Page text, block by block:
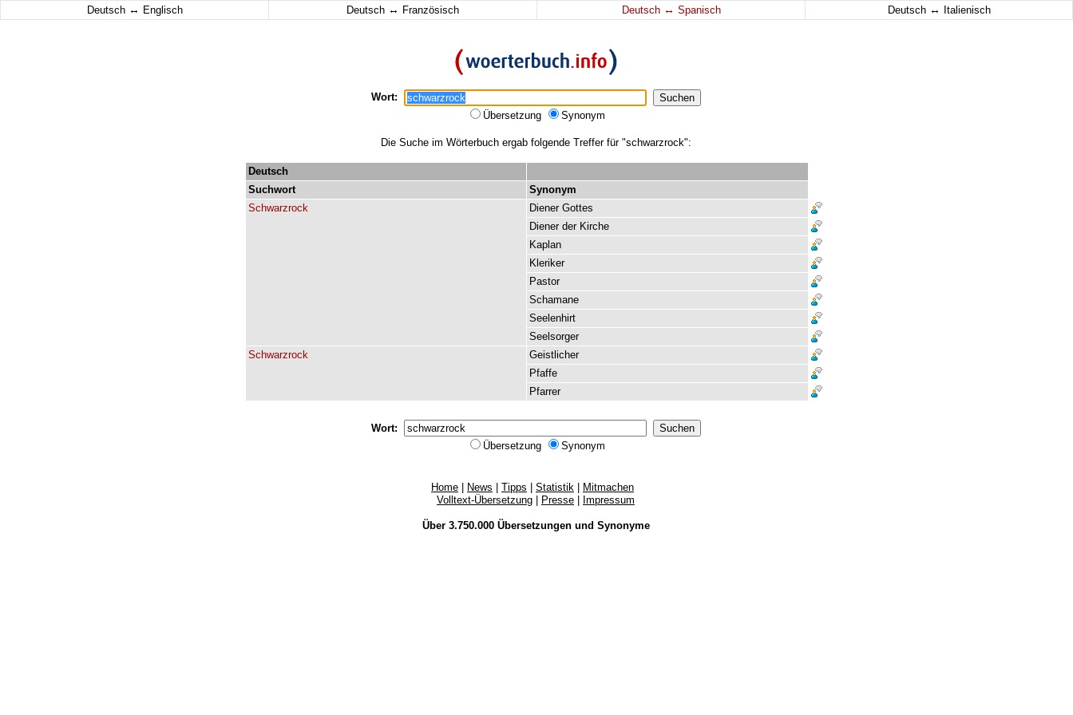
Deutsch ↔ Englisch Deutsch ↔ Französisch Deutsch ↔ Spanisch Deutsch ↔ Italienisch
Wort:
Übersetzung
Synonym
Die Suche im Wörterbuch ergab folgende Treffer für "schwarzrock":
Deutsch
Suchwort
Synonym
Schwarzrock
Diener Gottes
Diener der Kirche
Kaplan
Kleriker
Pastor
Schamane
Seelenhirt
Seelsorger
Schwarzrock
Geistlicher
Pfaffe
Pfarrer
Wort:
Übersetzung
Synonym
Home News Tipps Statistik
Mitmachen
Volltext-Übersetzung
Presse Impressum
Über 3.750.000 Übersetzungenund Synonyme